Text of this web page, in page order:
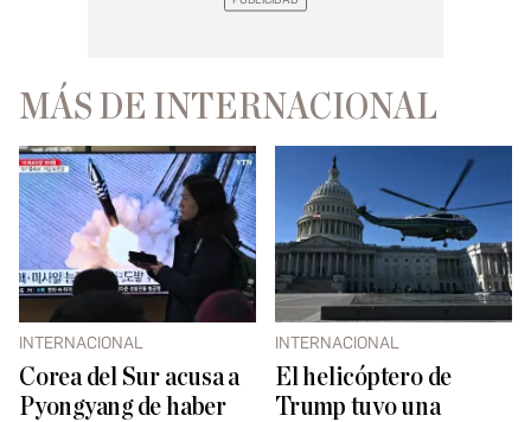
MÁS DE INTERNACIONAL
INTERNACIONAL
Corea del Sur acusa a
Pyongyang de haber
INTERNACIONAL
El helicóptero de
Trump tuvo una